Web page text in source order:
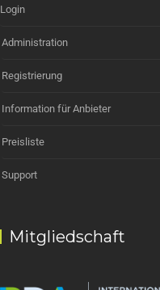
Login
Administration
Registrierung
Information für Anbieter
Preisliste
Support
Mitgliedschaft